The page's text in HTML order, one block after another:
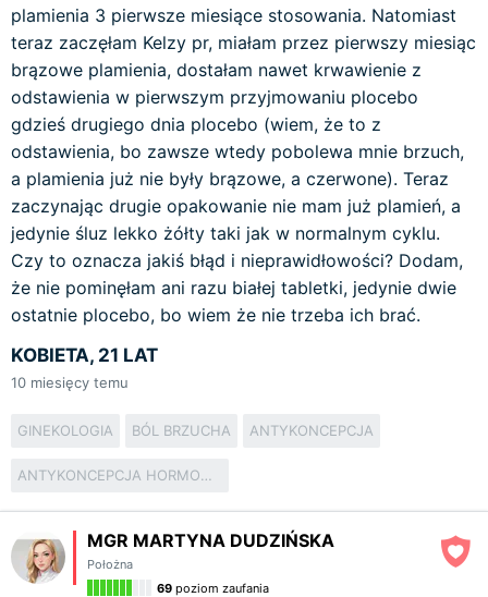
plamienia 3 pierwsze miesiące stosowania. Natomiast
teraz zaczęłam Kelzy pr, miałam przez pierwszy miesiąc
brązowe plamienia, dostałam nawet krwawienie z
odstawienia w pierwszym przyjmowaniu plocebo
gdzieś drugiego dnia plocebo (wiem, że to z
odstawienia, bo zawsze wtedy pobolewa mnie brzuch,
a plamienia już nie były brązowe, a czerwone). Teraz
zaczynając drugie opakowanie nie mam już plamień, a
jedynie śluz lekko żółty taki jak w normalnym cyklu.
Czy to oznacza jakiś błąd i nieprawidłowości? Dodam,
że nie pominęłam ani razu białej tabletki, jedynie dwie
ostatnie plocebo, bo wiem że nie trzeba ich brać.
KOBIETA, 21 LAT
10 miesięcy temu
GINEKOLOGIA BÓL BRZUCHA ANTYKONCEPCJA
ANTYKONCEPCJA HORMONALNA
MGR MARTYNA DUDZIŃSKA
Położna
69 poziom zaufania